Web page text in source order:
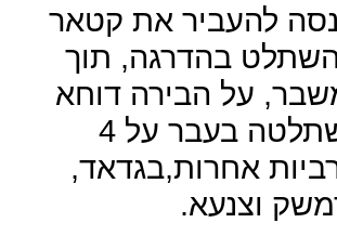
להעביר את קטאר
בהדרגה, תוך
על הבירה דוחא
כפי שהשתלטה בעבר על 4
אחרות,בגדאד,
וצנעא.